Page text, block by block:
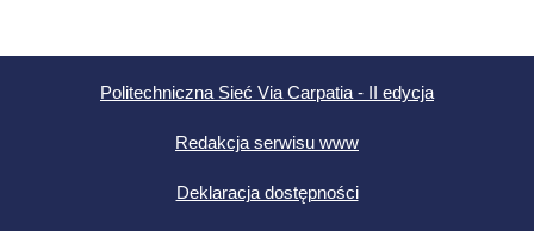
Politechniczna Sieć Via Carpatia - II edycja
Redakcja serwisu www
Deklaracja dostępności